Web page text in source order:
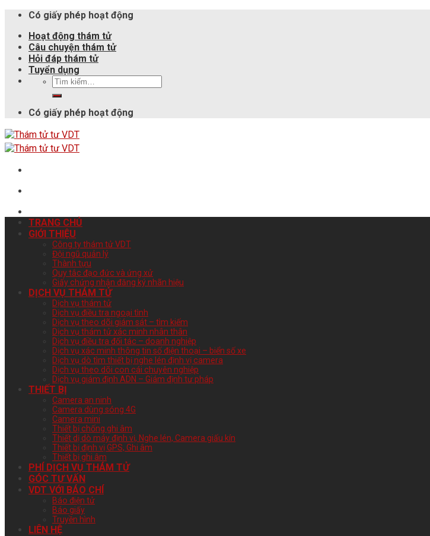
Có giấy phép hoạt động
Hoạt động thám tử
Câu chuyện thám tử
Hỏi đáp thám tử
Tuyển dụng
Có giấy phép hoạt động
TRANG CHỦ
GIỚI THIỆU
Công ty thám tử VDT
Đội ngũ quản lý
Thành tựu
Quy tắc đạo đức và ứng xử
Giấy chứng nhận đăng ký nhãn hiệu
DỊCH VỤ THÁM TỬ
Dịch vụ thám tử
Dịch vụ điều tra ngoại tình
Dịch vụ theo dõi giám sát – tìm kiếm
Dịch vụ thám tử xác minh nhân thân
Dịch vụ điều tra đối tác – doanh nghiệp
Dịch vụ xác minh thông tin số điện thoại – biển số xe
Dịch vụ dò tìm thiết bị nghe lén định vị camera
Dịch vụ theo dõi con cái chuyên nghiệp
Dịch vụ giám định ADN – Giám định tư pháp
THIẾT BỊ
Camera an ninh
Camera dùng sóng 4G
Camera mini
Thiết bị chống ghi âm
Thiết dị dò máy định vị, Nghe lén, Camera giấu kín
Thiết bị định vị GPS, Ghi âm
Thiết bị ghi âm
PHÍ DỊCH VỤ THÁM TỬ
GÓC TƯ VẤN
VDT VỚI BÁO CHÍ
Báo điện tử
Báo giấy
Truyền hình
LIÊN HỆ